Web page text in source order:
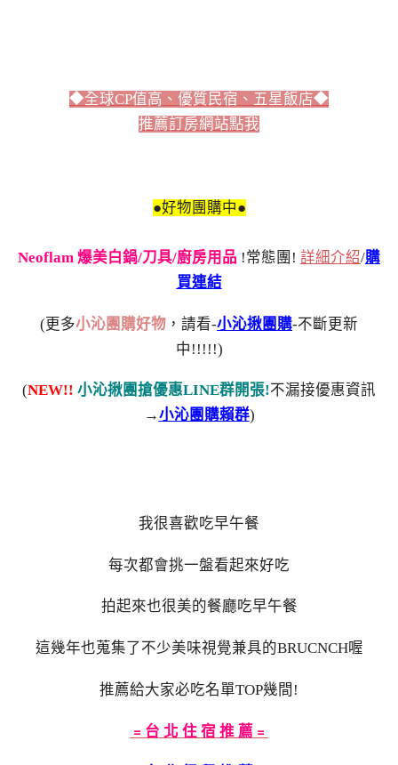
◆全球CP值高、優質民宿、五星飯店◆
推薦訂房網站點我
●好物團購中●
Neoflam 爆美白鍋/刀具/廚房用品 !常態團! 詳細介紹/購
買連結
(更多小沁團購好物 ，請看-小沁揪團購-不斷更新
中!!!!!)
(NEW!! 小沁揪團搶優惠LINE群開張!不漏接優惠資訊
→小沁團購賴群)
我很喜歡吃早午餐
每次都會挑一盤看起來好吃
拍起來也很美的餐廳吃早午餐
這幾年也蒐集了不少美味視覺兼具的BRUCNCH喔
推薦給大家必吃名單TOP幾間!
﹦台 北 住 宿 推 薦﹦